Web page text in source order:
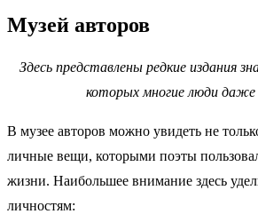
Музей авторов
Здесь представлены редкие издания
которых многие люди даже
В музее авторов можно увидеть не
личные вещи, которыми поэты
жизни. Наибольшее внимание здесь
личностям: